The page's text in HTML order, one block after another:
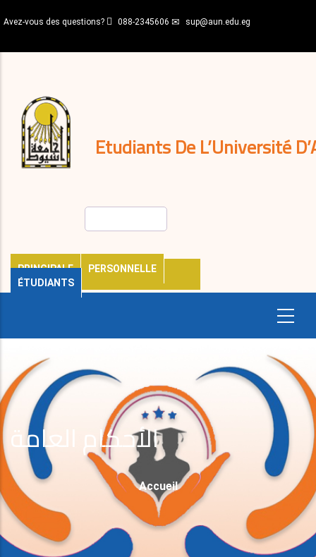
au
principal
Avez-vous des questions? 088-2345606 sup@aun.edu.eg
Etudiants De L’Université
PRINCIPALE
PERSONNELLE
ÉTUDIANTS
décisions
Expatriés
Journal
الأحكام العامة
Fil
D'Ariane
Accueil